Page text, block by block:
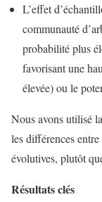
L’effet
communauté
probabilité plus
favorisant une
élevée) ou le
Nous avons utilisé
les différences entre
évolutives, plutôt
Résultats clés